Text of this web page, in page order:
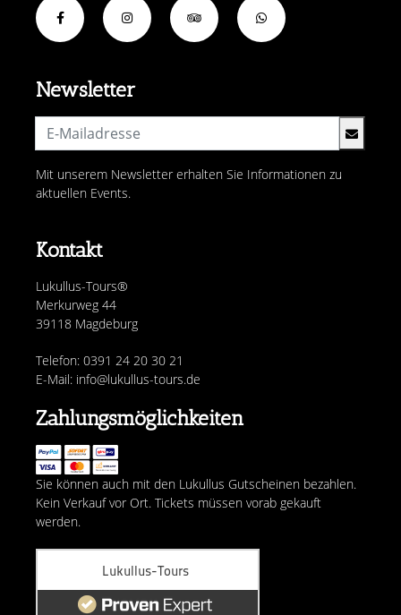
Kontakt
Lukullus-Tours®
Merkurweg 44
39118 Magdeburg
Telefon: 0391 24 20 30 21
E-Mail: info@lukullus-tours.de
Newsletter
Mit unserem Newsletter erhalten Sie Informationen zu
aktuellen Events.
Zahlungsmöglichkeiten
Sie können auch mit den Lukullus Gutscheinen bezahlen.
Kein Verkauf vor Ort. Tickets müssen vorab gekauft
werden.